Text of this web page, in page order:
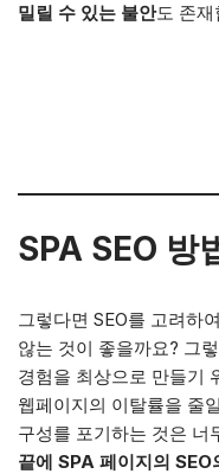
밀릴 수 있는 불안도 존재
SPA SEO 방
그렇다면 SEO를 고려하
않는 것이 좋을까요? 그
경험을 최상으로 만들기
웹페이지의 이탈률을 줄
구성를 포기하는 것은 너
끝에 SPA 페이지의